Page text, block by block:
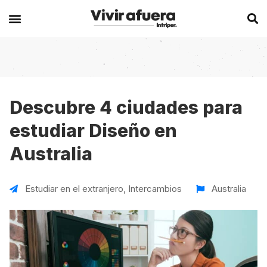
Secciones
Becas
Historias de viajeros
Intercambios
Voluntariados
Work
Europa
Alemania
Bélgica
Chipre
Irlanda
Italia
Experiencias en el extranjero
Australia
Canadá
España
Nueva Zelanda
Descubre 4 ciudades para
estudiar Diseño en
Australia
Estudiar en el extranjero, Intercambios Australia